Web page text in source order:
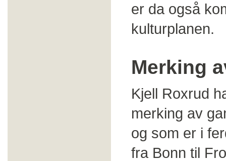
er da også
kulturplanen.
Merking
Kjell Roxrud
merking av
og som er i
fra Bonn til